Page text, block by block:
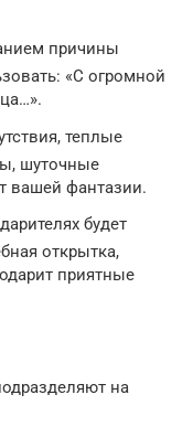
причины
«С огромной
теплые
шуточные
вашей фантазии.
будет
открытка,
приятные
на